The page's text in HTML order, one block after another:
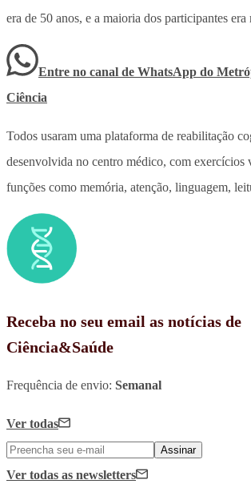
era de 50 anos, e a maioria dos participantes era
Entre no canal de WhatsApp do
Ciência
Todos usaram uma plataforma de reabilitação
desenvolvida no centro médico, com exercícios
funções como memória, atenção, linguagem,
Receba no seu email as notícias de
Ciência&Saúde
Frequência de envio: Semanal
Ver todas
Assinar
Ver todas as newsletters